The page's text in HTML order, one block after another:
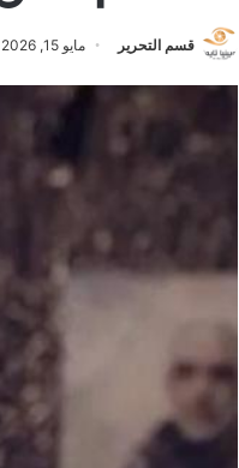
قسم التحرير مايو 15, 2026